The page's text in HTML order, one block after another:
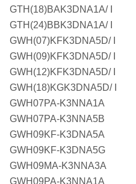
GTH(18)BAK3DNA1A/ I
GTH(24)BBK3DNA1A/ I
GWH(07)KFK3DNA5D/ I
GWH(09)KFK3DNA5D/ I
GWH(12)KFK3DNA5D/ I
GWH(18)KGK3DNA5D/ I
GWH07PA-K3NNA1A
GWH07PA-K3NNA5B
GWH09KF-K3DNA5A
GWH09KF-K3DNA5G
GWH09MA-K3NNA3A
GWH09PA-K3NNA1A